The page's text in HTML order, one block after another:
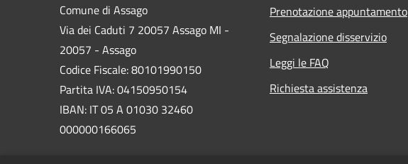
Comune di Assago
Via dei Caduti 7 20057 Assago MI -
20057 - Assago
Codice Fiscale: 80101990150
Partita IVA: 04150950154
IBAN: IT 05 A 01030 32460
000000166065
Prenotazione appuntamento
Segnalazione disservizio
Leggi le FAQ
Richiesta assistenza